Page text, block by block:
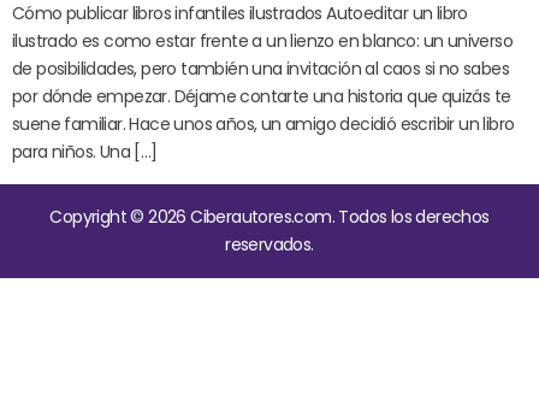
Cómo publicar libros infantiles ilustrados Autoeditar un libro
ilustrado es como estar frente a un lienzo en blanco: un universo
de posibilidades, pero también una invitación al caos si no sabes
por dónde empezar. Déjame contarte una historia que quizás te
suene familiar. Hace unos años, un amigo decidió escribir un libro
para niños. Una […]
Copyright © 2026 Ciberautores.com. Todos los derechos
reservados.